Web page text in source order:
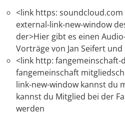
<link https: soundcloud.com
external-link-new-window
der>Hier gibt es einen
Vorträge von Jan Seifert
<link http: fangemeinschaft-
fangemeinschaft
link-new-window kannst du
kannst du Mitglied bei der
werden